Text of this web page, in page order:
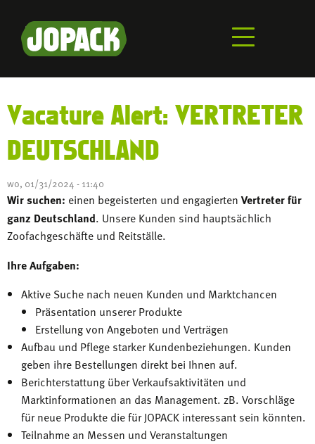
inhoud
Vacature Alert: VERTRETER
DEUTSCHLAND
wo, 01/31/2024 - 11:40
Wir suchen: einen begeisterten und engagierten Vertreter für
ganz Deutschland. Unsere Kunden sind hauptsächlich
Zoofachgeschäfte und Reitställe.
Ihre Aufgaben:
Aktive Suche nach neuen Kunden und Marktchancen
Präsentation unserer Produkte
Erstellung von Angeboten und Verträgen
Aufbau und Pflege starker Kundenbeziehungen. Kunden
geben ihre Bestellungen direkt bei Ihnen auf.
Berichterstattung über Verkaufsaktivitäten und
Marktinformationen an das Management. zB. Vorschläge
für neue Produkte die für JOPACK interessant sein könnten.
Teilnahme an Messen und Veranstaltungen